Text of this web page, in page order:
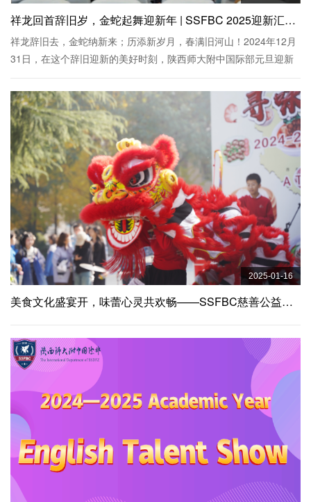
祥龙回首辞旧岁，金蛇起舞迎新年 | SSFBC 2025迎新汇演圆满落幕
祥龙辞旧去，金蛇纳新来；历添新岁月，春满旧河山！2024年12月
31日，在这个辞旧迎新的美好时刻，陕西师大附中国际部元旦迎新
家长带来了一场视听盛宴。
2025-01-16
美食文化盛宴开，味蕾心灵共欢畅——SSFBC慈善公益美食节隆重举行